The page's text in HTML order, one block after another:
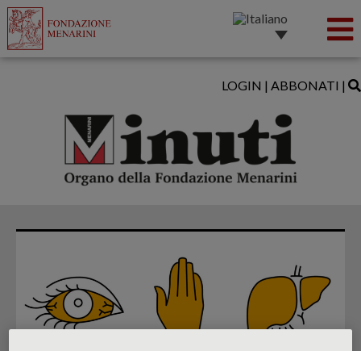
LOGIN | ABBONATI |